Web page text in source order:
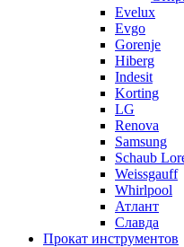
Evelux
Evgo
Gorenje
Hiberg
Indesit
Korting
LG
Renova
Samsung
Schaub
Weissgauff
Whirlpool
Атлант
Славда
Прокат инструментов